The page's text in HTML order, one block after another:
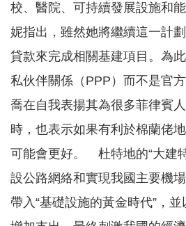
校、醫院、可持續發展設施和
妮指出，雖然她將繼續這一計
貸款來完成相關基建項目。為
私伙伴關係（PPP）而不是官
喬在自我表揚其為很多菲律賓
時，也表示如果有利於棉蘭佬
可能會更好。 杜特地的“大建
設公路網絡和實現我國主要機
帶入“基礎設施的黃金時代”，並